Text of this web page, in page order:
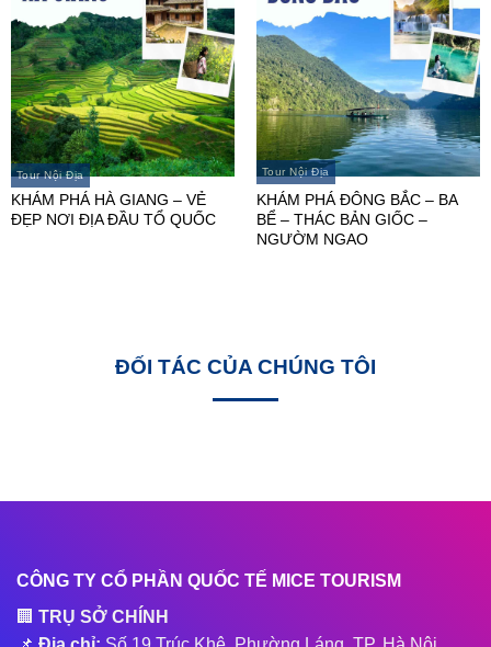
Tour Nội Địa
KHÁM PHÁ HÀ GIANG – VẺ
ĐẸP NƠI ĐỊA ĐẦU TỔ QUỐC
Tour Nội Địa
KHÁM PHÁ ĐÔNG BẮC – BA
BỂ – THÁC BẢN GIỐC –
NGƯỜM NGAO
ĐỐI TÁC CỦA CHÚNG TÔI
CÔNG TY CỔ PHẦN QUỐC TẾ MICE TOURISM
🏢 TRỤ SỞ CHÍNH